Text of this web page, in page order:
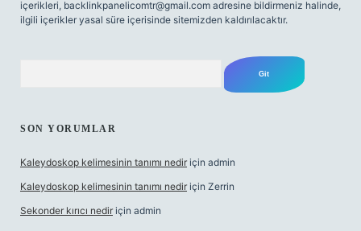
içerikleri, backlinkpanelicomtr@gmail.com adresine bildirmeniz halinde,
ilgili içerikler yasal süre içerisinde sitemizden kaldırılacaktır.
SON YORUMLAR
Kaleydoskop kelimesinin tanımı nedir için admin
Kaleydoskop kelimesinin tanımı nedir için Zerrin
Sekonder kırıcı nedir için admin